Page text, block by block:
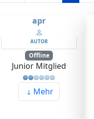
apr
AUTOR
Offline
Junior Mitglied
Mehr